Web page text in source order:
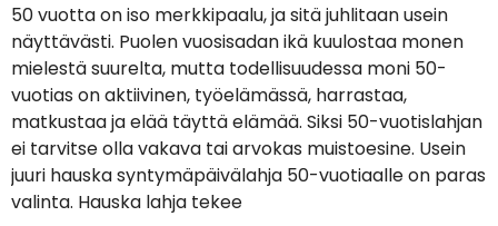
50 vuotta on iso merkkipaalu, ja sitä juhlitaan usein
näyttävästi. Puolen vuosisadan ikä kuulostaa monen
mielestä suurelta, mutta todellisuudessa moni 50-
vuotias on aktiivinen, työelämässä, harrastaa,
matkustaa ja elää täyttä elämää. Siksi 50-vuotislahjan
ei tarvitse olla vakava tai arvokas muistoesine. Usein
juuri hauska syntymäpäivälahja 50-vuotiaalle on paras
valinta. Hauska lahja tekee